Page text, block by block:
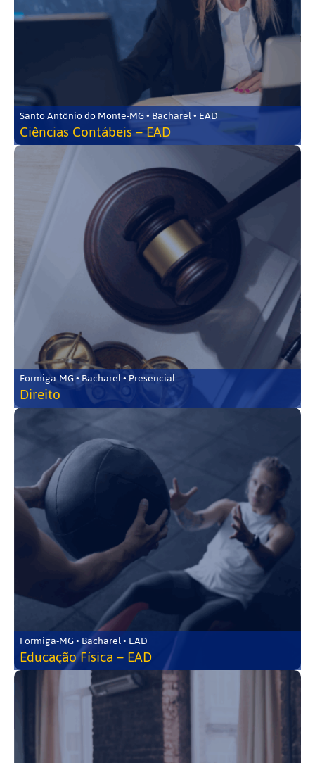
Santo Antônio do Monte-MG • Bacharel • EAD
Ciências Contábeis – EAD
Formiga-MG • Bacharel • Presencial
Direito
Formiga-MG • Bacharel • EAD
Educação Física – EAD